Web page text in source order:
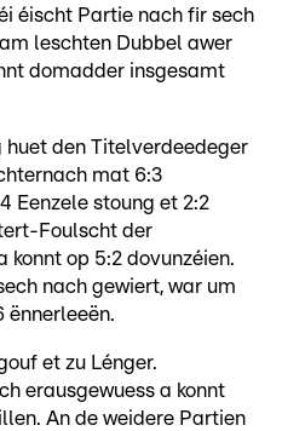
éischt Partie nach fir sech
leschten Dubbel awer
domadder insgesamt
huet den Titelverdeedeger
mat 6:3
Eenzele stoung et 2:2
Foulscht der
op 5:2 dovunzéien.
nach gewiert, war um
ënnerleeën.
et zu Lénger.
erausgewuess a konnt
An de weidere Partien